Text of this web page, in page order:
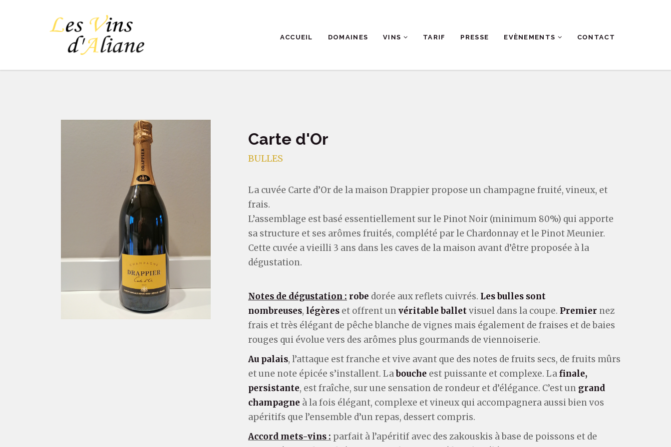
ACCUEIL DOMAINES VINS TARIF PRESSE EVÈNEMENTS CONTACT
Carte d'Or
BULLES
La cuvée Carte d’Or de la maison Drappier propose un champagne fruité, vineux, et
frais.
L’assemblage est basé essentiellement sur le Pinot Noir (minimum 80%) qui apporte
sa structure et ses arômes fruités, complété par le Chardonnay et le Pinot Meunier.
Cette cuvée a vieilli 3 ans dans les caves de la maison avant d’être proposée à la
dégustation.
Notes de dégustation : robe dorée aux reflets cuivrés. Les bulles sont
nombreuses, légères et offrent unvéritable balletvisuel dans la coupe. Premier nez
frais et très élégant de pêche blanche de vignes mais également de fraises et de baies
rouges qui évolue vers des arômes plus gourmands de viennoiserie.
Au palais, l’attaque est franche et vive avant que des notes de fruits secs, de fruits mûrs
et une note épicée s’installent. Labouche est puissante et complexe. Lafinale,
persistante, est fraîche, sur une sensation de rondeur et d’élégance. C’est un grand
champagne à la fois élégant, complexe et vineux qui accompagnera aussi bien vos
apéritifs que l’ensemble d’un repas, dessert compris.
Accord mets-vins : parfait à l’apéritif avec des zakouskis à base de poissons et de